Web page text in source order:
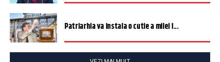
Patriarhia va instala o cutie a milei î...